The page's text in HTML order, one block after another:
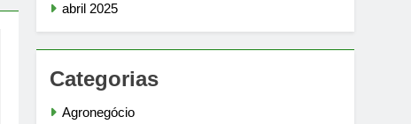
abril 2025
Categorias
Agronegócio